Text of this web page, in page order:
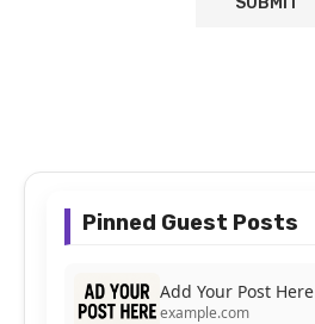
Pinned Guest Posts
Add Your Post Here
example.com